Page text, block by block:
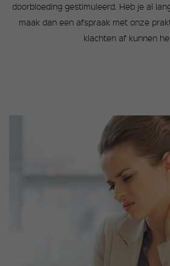
doorbloeding gestimuleerd. Heb je al
maak dan een afspraak met onze
klachten af kunnen